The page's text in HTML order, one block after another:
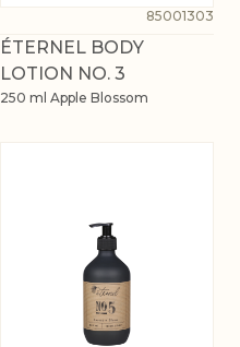
85001303
ÉTERNEL BODY
LOTION NO. 3
250 ml Apple Blossom